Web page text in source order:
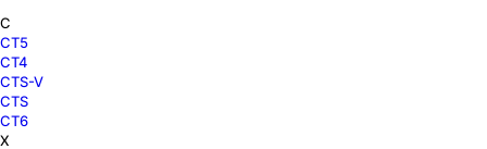
C
CT5
CT4
CTS-V
CTS
CT6
X